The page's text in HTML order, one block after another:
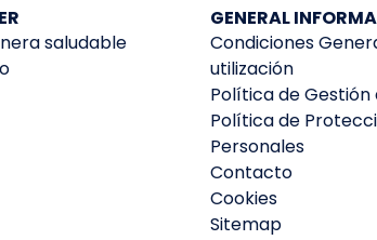
saludable
GENERAL
Condiciones
utilización
Política de Gestión
Política de
Personales
Contacto
Cookies
Sitemap